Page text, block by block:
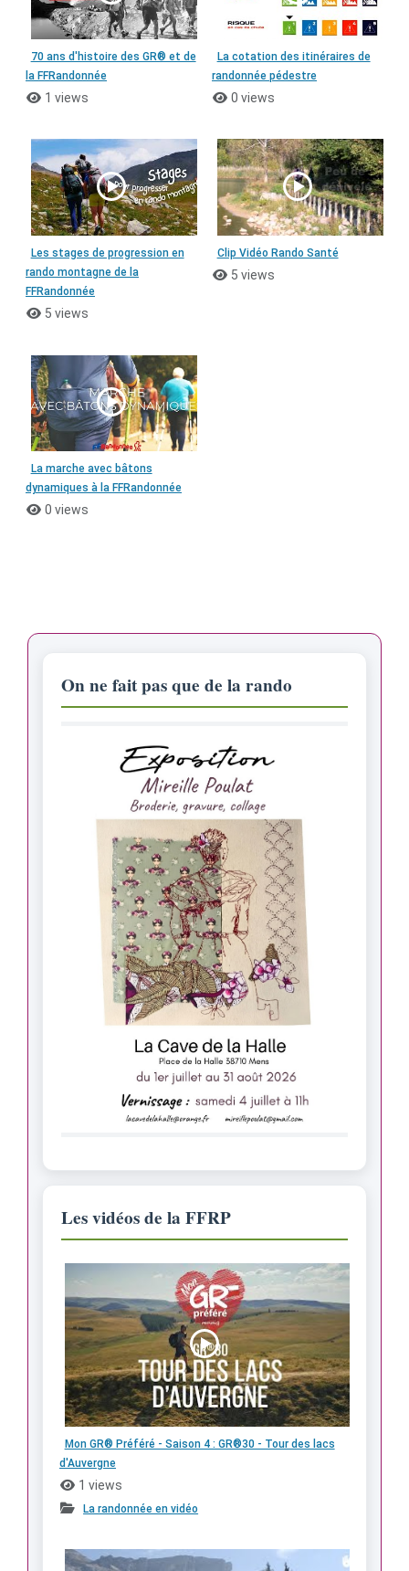
70 ans d'histoire des GR® et de
la FFRandonnée
1 views
La cotation des itinéraires de
randonnée pédestre
0 views
Les stages de progression en
rando montagne de la
FFRandonnée
5 views
Clip Vidéo Rando Santé
5 views
La marche avec bâtons
dynamiques à la FFRandonnée
0 views
On ne fait pas que de la rando
Les vidéos de la FFRP
Mon GR® Préféré - Saison 4 : GR®30 - Tour des lacs
d'Auvergne
1 views
La randonnée en vidéo